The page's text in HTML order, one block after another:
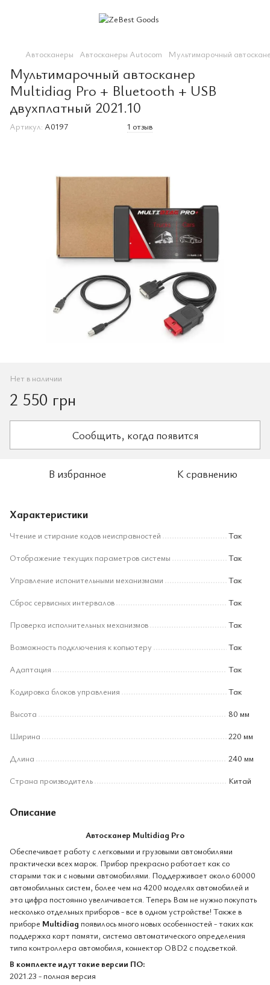
Автосканеры Автосканеры Autocom Мультимарочный
Мультимарочный автосканер
Multidiag Pro + Bluetooth + USB
двухплатный 2021.10
Артикул: A0197 1 отзыв
Нет в наличии
2 550 грн
Сообщить, когда появится
В избранное К сравнению
Характеристики
Чтение и стирание кодов неисправностей
Так
Отображение текущих параметров системы
Так
Управление испонительными механизмами
Так
Сброс сервисных интервалов
Так
Проверка исполнительных механизмов
Так
Возможность подключения к копьютеру
Так
Адаптация
Так
Кодировка блоков управления
Так
Высота
80 мм
Ширина
220 мм
Длина
240 мм
Страна производитель
Китай
Описание
Автосканер Multidiag Pro
Обеспечивает работу с легковыми и грузовыми автомобилями
практически всех марок. Прибор прекрасно работает как со
старыми так и с новыми автомобилями. Поддерживает около 60000
автомобильных систем, более чем на 4200 моделях автомобилей и
эта цифра постоянно увеличивается. Теперь Вам не нужно покупать
несколько отдельных приборов - все в одном устройстве! Также в
приборе Multidiag появилось много новых особенностей - таких как
поддержка карт памяти, система автоматического определения
типа контроллера автомобиля, коннектор OBD2 с подсветкой.
В комплекте идут такие версии ПО:
2021.23 - полная версия